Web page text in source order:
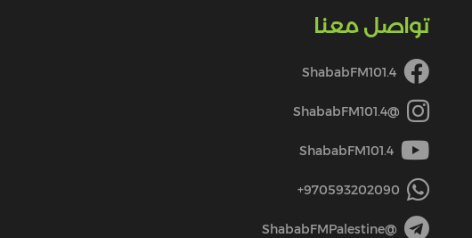
تواصل معنا
ShababFM101.4
@ShababFM101.4
ShababFM101.4
970593202090+
@ShababFMPalestine